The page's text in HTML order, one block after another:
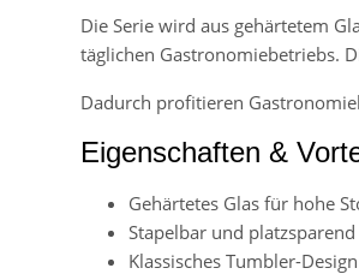
Die Serie wird aus gehärtetem
täglichen Gastronomiebetriebs.
Dadurch profitieren
Eigenschaften &
Gehärtetes Glas für hohe
Stapelbar und
Klassisches Tumbler-